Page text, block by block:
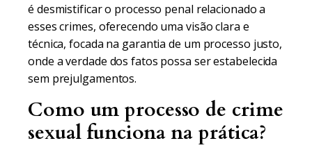
é desmistificar o processo penal relacionado a
esses crimes, oferecendo uma visão clara e
técnica, focada na garantia de um processo justo,
onde a verdade dos fatos possa ser estabelecida
sem prejulgamentos.
Como um processo de crime
sexual funciona na prática?